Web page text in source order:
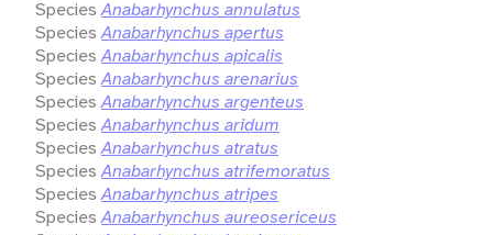
Species Anabarhynchus annulatus
Species Anabarhynchus apertus
Species Anabarhynchus apicalis
Species Anabarhynchus arenarius
Species Anabarhynchus argenteus
Species Anabarhynchus aridum
Species Anabarhynchus atratus
Species Anabarhynchus atrifemoratus
Species Anabarhynchus atripes
Species Anabarhynchus aureosericeus